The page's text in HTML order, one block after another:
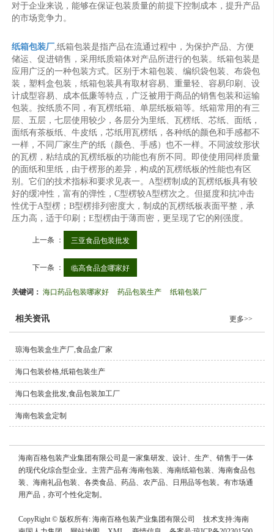
对于企业来说，能够在保证包装质量的前提下控制成本，提升产品
的市场竞争力。
纸箱包装厂 ,纸箱包装是指产品在流通过程中，为保护产品、方便
储运、促进销售，采用纸质箱体对产品所进行的包装。纸箱包装是
应用广泛的一种包装方式。区别于木箱包装、编织袋包装、布袋包
装，塑料盒包装，纸箱包装具有取材容易、重量轻、容易印刷、设
计成型容易、成本低廉等特点，广泛被用于商品的销售包装和运输
包装。按纸质不同，有瓦楞纸箱、单层纸板箱等。纸箱常用的有三
层、五层，七层使用较少，各层分为里纸、瓦楞纸、芯纸、面纸，
面纸有茶板纸、牛皮纸，芯纸用瓦楞纸，各种纸的颜色和手感都不
一样，不同厂家生产的纸（颜色、手感）也不一样。不同波纹形状
的瓦楞，粘结成的瓦楞纸板的功能也有所不同。即使使用同样质量
的面纸和里纸，由于楞形的差异，构成的瓦楞纸板的性能也有区
别。它们的技术指标和要求见表一。A型楞制成的瓦楞纸板具有较
好的缓冲性，富有的弹性，C型楞较A型楞次之。但挺度和抗冲击
性优于A型楞；B型楞排列密度大，制成的瓦楞纸板表面平整，承
压力高，适于印刷；E型楞由于薄而密，更呈现了它的刚强度。
上一条 ： 三亚食品包装批发
下一条 ： 临高食品盒哪家好
关键词：海口药品包装哪家好 药品包装生产 纸箱包装厂
相关资讯 更多>>
琼海包装盒生产厂,食品盒厂家
海口包装价格,纸箱包装生产
海口包装盒批发,食品包装加工厂
海南包装盒定制
海南百格包装产业集团有限公司是一家集研发、设计、生产、销售于一体
的现代化综合型企业。主营产品有:海南包装、海南纸箱包装、海南食品包
装、海南礼品包装、各类食品、药品、农产品、日用品等包装。有市场通
用产品，亦可个性化定制。
CopyRight © 版权所有: 海南百格包装产业集团有限公司 技术支持:海南